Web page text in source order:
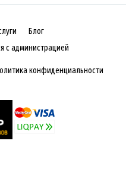
Блог
с администрацией
конфиденциальности